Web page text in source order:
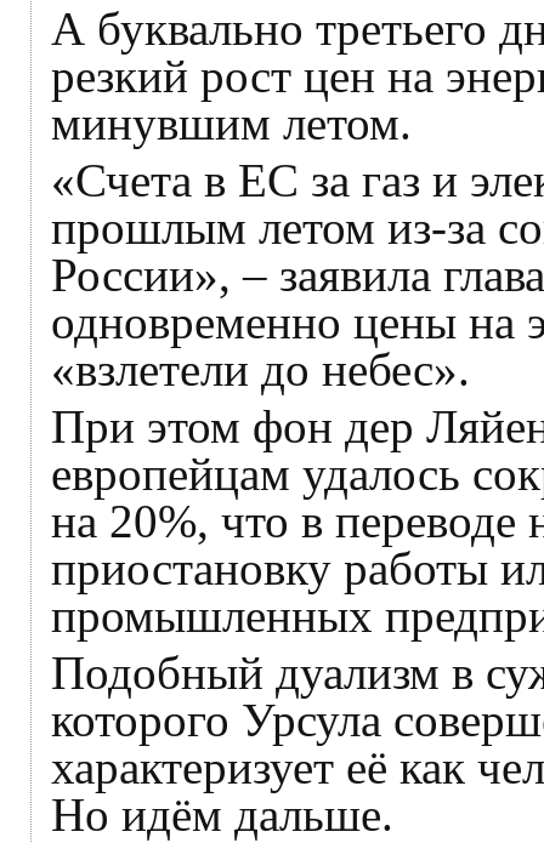
А буквально третьего
резкий рост цен на
минувшим летом.
«Счета в ЕС за газ и
прошлым летом из-за
России», – заявила
одновременно цены на
«взлетели до небес».
При этом фон дер
европейцам удалось
на 20%, что в переводе
приостановку работы
промышленных
Подобный дуализм в
которого Урсула
характеризует её как
Но идём дальше.